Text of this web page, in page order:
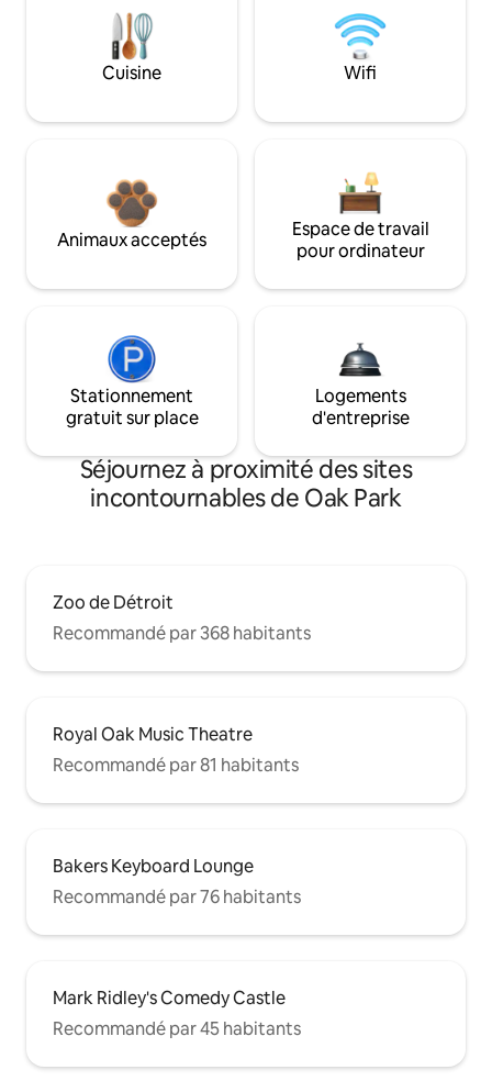
Cuisine Wifi
Animaux acceptés
Espace de travail
pour ordinateur
Stationnement
gratuit sur place
Logements
d'entreprise
Séjournez à proximité des sites
incontournables de Oak Park
Zoo de Détroit
Recommandé par 368 habitants
Royal Oak Music Theatre
Recommandé par 81 habitants
Bakers Keyboard Lounge
Recommandé par 76 habitants
Mark Ridley's Comedy Castle
Recommandé par 45 habitants